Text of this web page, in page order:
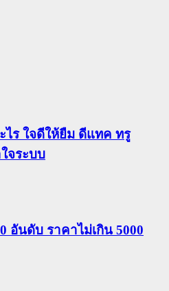
ไร ใจดีให้ยืม ดีแทค ทรู
จระบบ
อันดับ ราคาไม่เกิน 5000